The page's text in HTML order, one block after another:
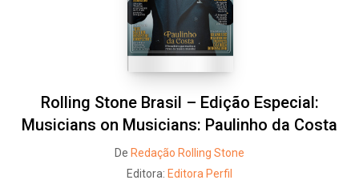
Rolling Stone Brasil – Edição Especial:
Musicians on Musicians: Paulinho da Costa
De Redação Rolling Stone
Editora: Editora Perfil